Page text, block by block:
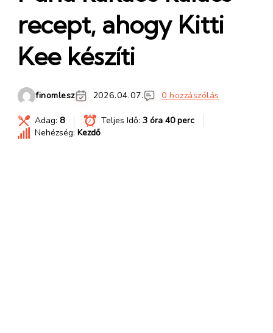
recept, ahogy Kitti
Kee készíti
finomlesz 2026.04.07. 0 hozzászólás
Adag: 8 Teljes Idő: 3 óra 40 perc
Nehézség: Kezdő